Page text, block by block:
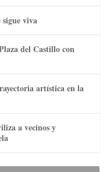
viva
del Castillo con
artística en la
a vecinos y